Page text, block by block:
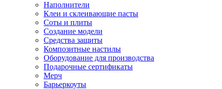
Наполнители
Клеи и склеивающие пасты
Соты и плиты
Создание модели
Средства защиты
Композитные настилы
Оборудование для производства
Подарочные сертификаты
Мерч
Барьеркоуты